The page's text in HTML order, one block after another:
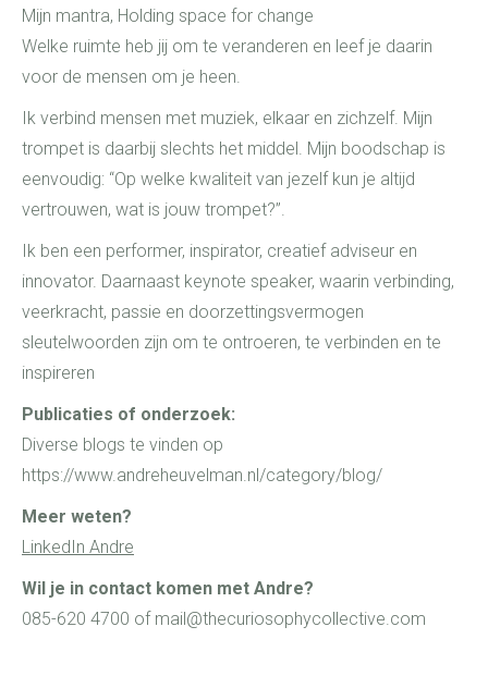
Mijn mantra, Holding space for change
Welke ruimte heb jij om te veranderen en leef je daarin
voor de mensen om je heen.
Ik verbind mensen met muziek, elkaar en zichzelf. Mijn
trompet is daarbij slechts het middel. Mijn boodschap is
eenvoudig: “Op welke kwaliteit van jezelf kun je altijd
vertrouwen, wat is jouw trompet?”.
Ik ben een performer, inspirator, creatief adviseur en
innovator. Daarnaast keynote speaker, waarin verbinding,
veerkracht, passie en doorzettingsvermogen
sleutelwoorden zijn om te ontroeren, te verbinden en te
inspireren
Publicaties of onderzoek:
Diverse blogs te vinden op
https://www.andreheuvelman.nl/category/blog/
Meer weten?
LinkedIn Andre
Wil je in contact komen met Andre?
085-620 4700 of mail@thecuriosophycollective.com